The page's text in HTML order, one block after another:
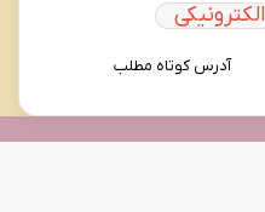
الکترونیکی
آدرس کوتاه مطلب